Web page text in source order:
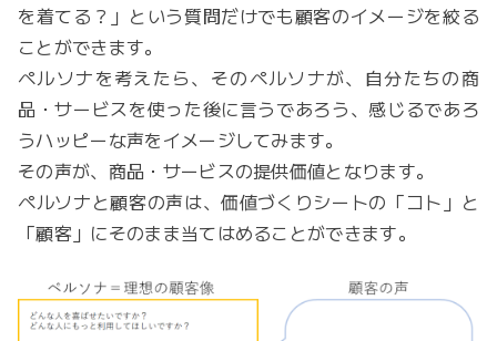
を着てる？」という質問だけでも顧客のイメージを絞る
ことができます。
ペルソナを考えたら、そのペルソナが、自分たちの商
品・サービスを使った後に言うであろう、感じるであろ
うハッピーな声をイメージしてみます。
その声が、商品・サービスの提供価値となります。
ペルソナと顧客の声は、価値づくりシートの「コト」と
「顧客」にそのまま当てはめることができます。